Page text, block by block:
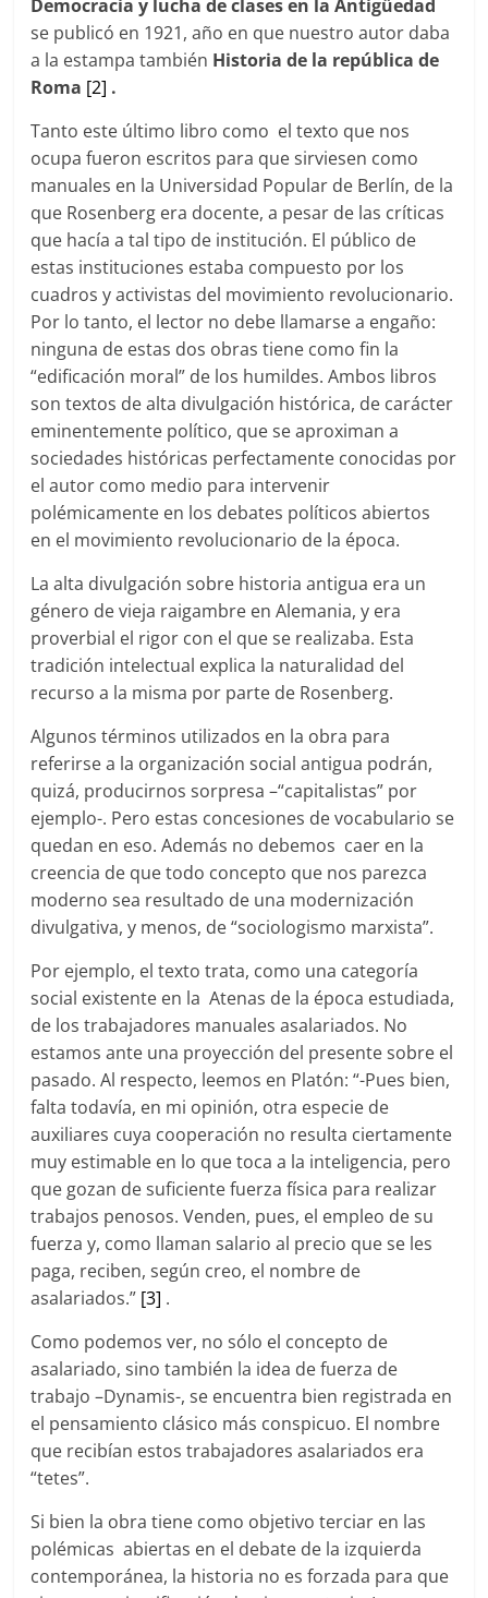
Democracia y lucha de clases en la Antigüedad
se publicó en 1921, año en que nuestro autor daba
a la estampa también Historia de la república de
Roma [2] .
Tanto este último libro como el texto que nos
ocupa fueron escritos para que sirviesen como
manuales en la Universidad Popular de Berlín, de la
que Rosenberg era docente, a pesar de las críticas
que hacía a tal tipo de institución. El público de
estas instituciones estaba compuesto por los
cuadros y activistas del movimiento revolucionario.
Por lo tanto, el lector no debe llamarse a engaño:
ninguna de estas dos obras tiene como fin la
“edificación moral” de los humildes. Ambos libros
son textos de alta divulgación histórica, de carácter
eminentemente político, que se aproximan a
sociedades históricas perfectamente conocidas por
el autor como medio para intervenir
polémicamente en los debates políticos abiertos
en el movimiento revolucionario de la época.
La alta divulgación sobre historia antigua era un
género de vieja raigambre en Alemania, y era
proverbial el rigor con el que se realizaba. Esta
tradición intelectual explica la naturalidad del
recurso a la misma por parte de Rosenberg.
Algunos términos utilizados en la obra para
referirse a la organización social antigua podrán,
quizá, producirnos sorpresa –“capitalistas” por
ejemplo-. Pero estas concesiones de vocabulario se
quedan en eso. Además no debemos caer en la
creencia de que todo concepto que nos parezca
moderno sea resultado de una modernización
divulgativa, y menos, de “sociologismo marxista”.
Por ejemplo, el texto trata, como una categoría
social existente en la Atenas de la época estudiada,
de los trabajadores manuales asalariados. No
estamos ante una proyección del presente sobre el
pasado. Al respecto, leemos en Platón: “-Pues bien,
falta todavía, en mi opinión, otra especie de
auxiliares cuya cooperación no resulta ciertamente
muy estimable en lo que toca a la inteligencia, pero
que gozan de suficiente fuerza física para realizar
trabajos penosos. Venden, pues, el empleo de su
fuerza y, como llaman salario al precio que se les
paga, reciben, según creo, el nombre de
asalariados.” [3] .
Como podemos ver, no sólo el concepto de
asalariado, sino también la idea de fuerza de
trabajo –Dynamis-, se encuentra bien registrada en
el pensamiento clásico más conspicuo. El nombre
que recibían estos trabajadores asalariados era
“tetes”.
Si bien la obra tiene como objetivo terciar en las
polémicas abiertas en el debate de la izquierda
contemporánea, la historia no es forzada para que